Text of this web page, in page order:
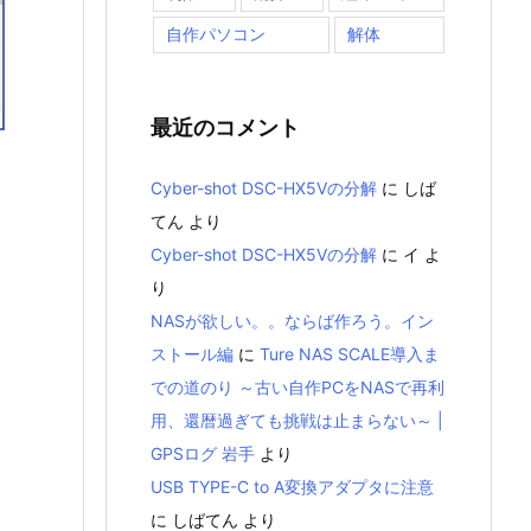
自作パソコン 解体
最近のコメント
Cyber-shot DSC-HX5Vの分解 に しば
てん より
Cyber-shot DSC-HX5Vの分解 に イ よ
り
NASが欲しい。。ならば作ろう。イン
ストール編 に Ture NAS SCALE導入ま
での道のり ～古い自作PCをNASで再利
用、還暦過ぎても挑戦は止まらない～ |
GPSログ 岩手 より
USB TYPE-C to A変換アダプタに注意
に しばてん より